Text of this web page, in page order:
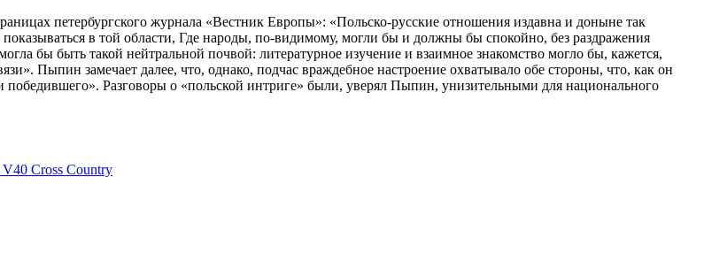
петербургского журнала «Вестник Европы»: «Польско-русские отношения издавна и доныне так
показываться в той области, Где народы, по-видимому, могли бы и должны бы спокойно, без раздражения
бы быть такой нейтральной почвой: литературное изучение и взаимное знакомство могло бы, кажется,
Пыпин замечает далее, что, однако, подчас враждебное настроение охватывало обе стороны, что, как он
победившего». Разговоры о «польской интриге» были, уверял Пыпин, унизительными для национального
Cross Country